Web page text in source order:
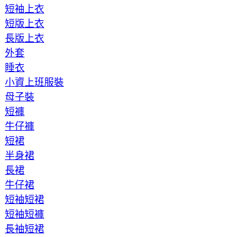
短袖上衣
短版上衣
長版上衣
外套
睡衣
小資上班服裝
母子裝
短褲
牛仔褲
短裙
半身裙
長裙
牛仔裙
短袖短裙
短袖短褲
長袖短裙